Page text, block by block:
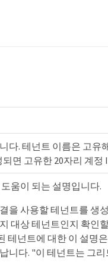
다. 테넌트 이름은 고유
면 고유한 20자리 계정
움이 되는 설명입니다.
을 사용할 테넌트를 생
대상 테넌트인지 확인
테넌트에 대한 이 설명
니다. "이 테넌트는 그